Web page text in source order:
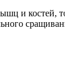
и костей,